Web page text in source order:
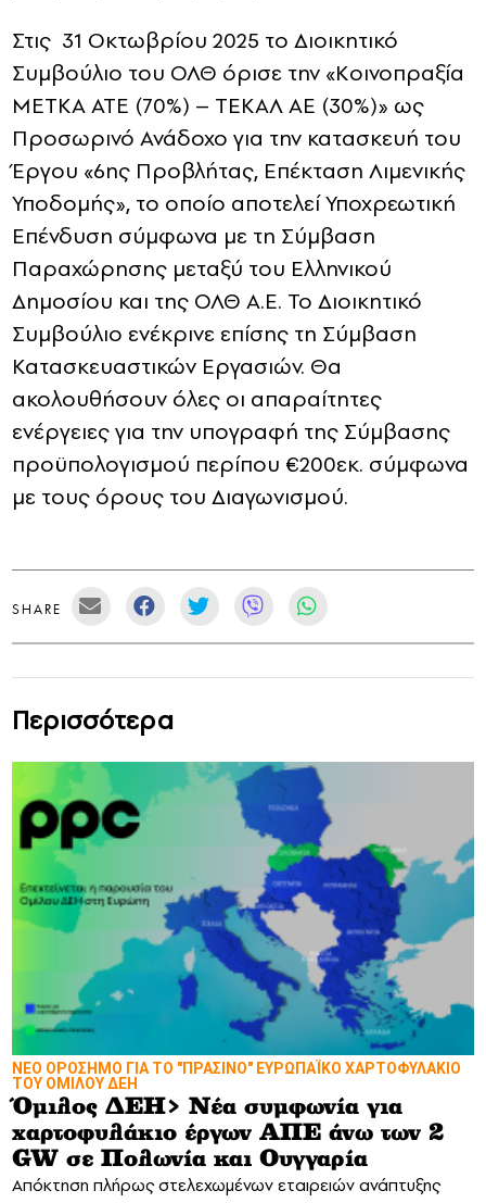
Στις 31 Οκτωβρίου 2025 το Διοικητικό
Συμβούλιο του ΟΛΘ όρισε την «Κοινοπραξία
METKA ATE (70%) – ΤΕΚΑΛ ΑΕ (30%)» ως
Προσωρινό Ανάδοχο για την κατασκευή του
Έργου «6ης Προβλήτας, Επέκταση Λιμενικής
Υποδομής», το οποίο αποτελεί Υποχρεωτική
Επένδυση σύμφωνα με τη Σύμβαση
Παραχώρησης μεταξύ του Ελληνικού
Δημοσίου και της ΟΛΘ Α.Ε. Το Διοικητικό
Συμβούλιο ενέκρινε επίσης τη Σύμβαση
Κατασκευαστικών Εργασιών. Θα
ακολουθήσουν όλες οι απαραίτητες
ενέργειες για την υπογραφή της Σύμβασης
προϋπολογισμού περίπου €200εκ. σύμφωνα
με τους όρους του Διαγωνισμού.
SHARE
Περισσότερα
ΝΕΟ ΟΡΟΣΗΜΟ ΓΙΑ ΤΟ "ΠΡΑΣΙΝΟ" ΕΥΡΩΠΑΪΚΟ ΧΑΡΤΟΦΥΛΑΚΙΟ
ΤΟΥ ΟΜΙΛΟΥ ΔΕΗ
Όμιλος ΔΕΗ> Νέα συμφωνία για
χαρτοφυλάκιο έργων ΑΠΕ άνω των 2
GW σε Πολωνία και Ουγγαρία
Απόκτηση πλήρως στελεχωμένων εταιρειών ανάπτυξης